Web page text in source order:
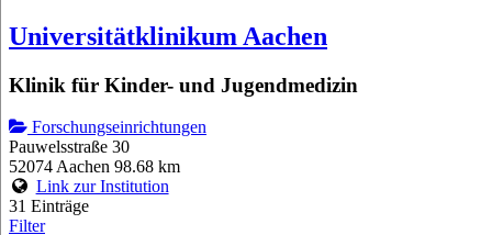
Universitätklinikum Aachen
Klinik für Kinder- und Jugendmedizin
Forschungseinrichtungen
Pauwelsstraße 30
52074 Aachen 98.68 km
Link zur Institution
31 Einträge
Filter